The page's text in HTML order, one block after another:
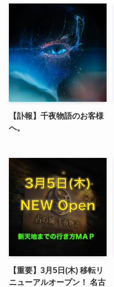
【訃報】千夜物語のお客様
へ。
【重要】3月5日(木) 移転リ
ニューアルオープン！ 名古